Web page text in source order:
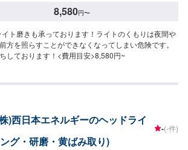
8,580円〜
ト磨きも承っております！ライトのくもりは夜間や
方を照らすことができなくなってしまい危険です。
しております！<費用目安>8,580円~
)西日本エネルギーのヘッドライ
グ・研磨・黄ばみ取り)
-(-件)